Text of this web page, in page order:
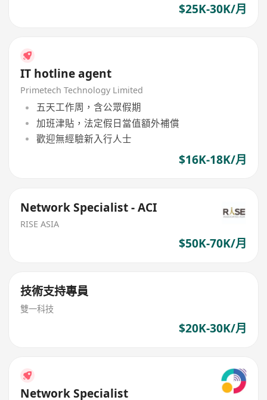
$25K-30K/月
IT hotline agent
Primetech Technology Limited
五天工作周，含公眾假期
加班津貼，法定假日當值額外補償
歡迎無經驗新入行人士
$16K-18K/月
Network Specialist - ACI
RISE ASIA
$50K-70K/月
技術支持專員
雙一科技
$20K-30K/月
Network Specialist